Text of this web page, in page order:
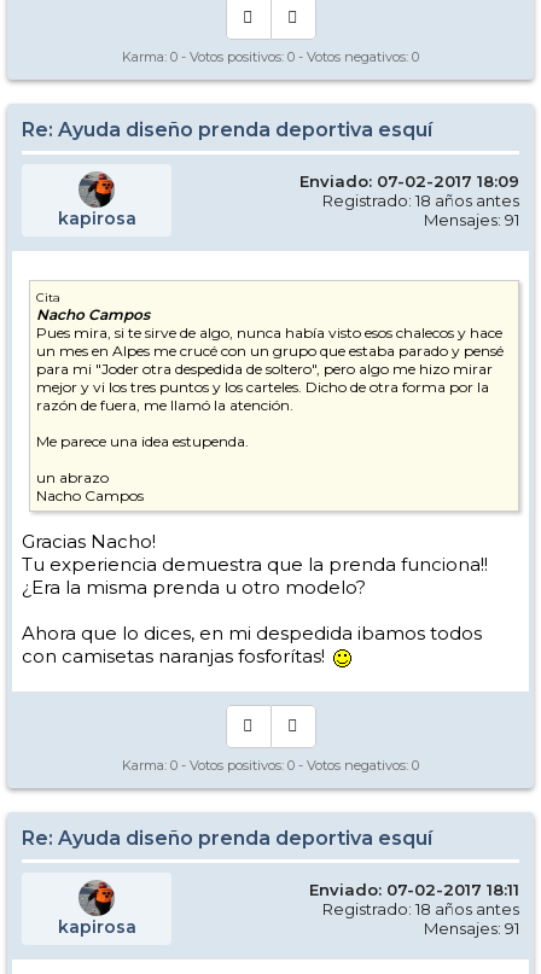
Karma: 0 - Votos positivos: 0 - Votos negativos: 0
Re: Ayuda diseño prenda deportiva esquí
kapirosa
Enviado: 07-02-2017 18:09
Registrado: 18 años antes
Mensajes: 91
Cita
Nacho Campos
Pues mira, si te sirve de algo, nunca había visto esos chalecos y hace
un mes en Alpes me crucé con un grupo que estaba parado y pensé
para mi "Joder otra despedida de soltero", pero algo me hizo mirar
mejor y vi los tres puntos y los carteles. Dicho de otra forma por la
razón de fuera, me llamó la atención.
Me parece una idea estupenda.
un abrazo
Nacho Campos
Gracias Nacho!
Tu experiencia demuestra que la prenda funciona!!
¿Era la misma prenda u otro modelo?
Ahora que lo dices, en mi despedida ibamos todos
con camisetas naranjas fosforítas!
Karma: 0 - Votos positivos: 0 - Votos negativos: 0
Re: Ayuda diseño prenda deportiva esquí
kapirosa
Enviado: 07-02-2017 18:11
Registrado: 18 años antes
Mensajes: 91